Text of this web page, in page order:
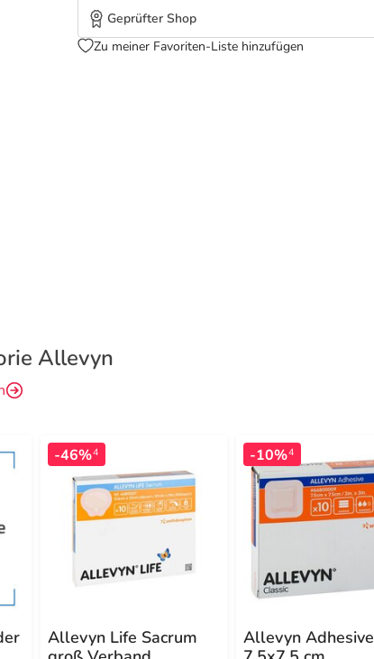
Geprüfter Shop
Zu meiner Favoriten-Liste hinzufügen
Allevyn
-46%4
Allevyn Life Sacrum
-10%4
Allevyn Adhesive